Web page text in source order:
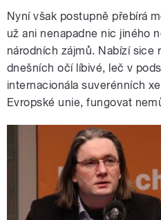
Nyní však postupně přebírá
už ani nenapadne nic jiného
národních zájmů. Nabízí sice
dnešních očí líbivé, leč v
internacionála suverénních
Evropské unie, fungovat